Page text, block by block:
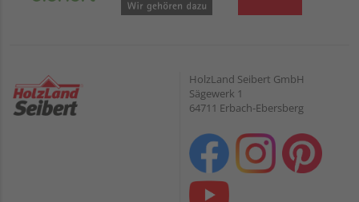
HolzLand Seibert GmbH
Sägewerk 1
64711 Erbach-Ebersberg